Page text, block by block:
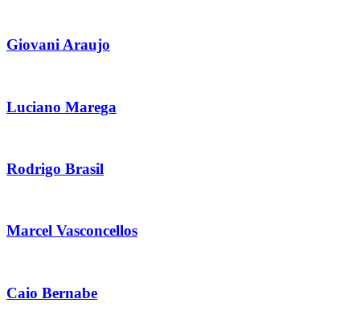
Giovani Araujo
Luciano Marega
Rodrigo Brasil
Marcel Vasconcellos
Caio Bernabe